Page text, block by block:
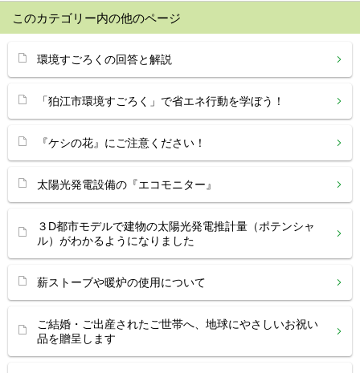
このカテゴリー内の他のページ
環境すごろくの回答と解説
「狛江市環境すごろく」で省エネ行動を学ぼう！
『ケシの花』にご注意ください！
太陽光発電設備の『エコモニター』
３D都市モデルで建物の太陽光発電推計量（ポテンシャ
ル）がわかるようになりました
薪ストーブや暖炉の使用について
ご結婚・ご出産されたご世帯へ、地球にやさしいお祝い
品を贈呈します